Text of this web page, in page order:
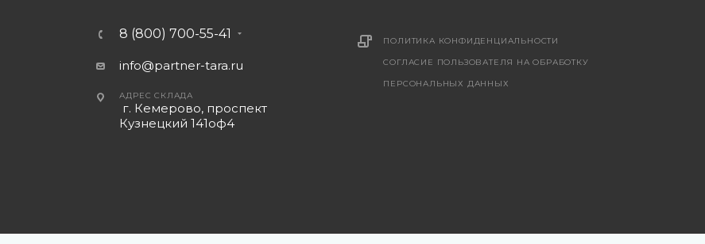
8 (800) 700-55-41
info@partner-tara.ru
АДРЕС СКЛАДА
г. Кемерово, проспект
Кузнецкий 141оф4
ПОЛИТИКА КОНФИДЕНЦИАЛЬНОСТИ
СОГЛАСИЕ ПОЛЬЗОВАТЕЛЯ НА ОБРАБОТКУ
ПЕРСОНАЛЬНЫХ ДАННЫХ